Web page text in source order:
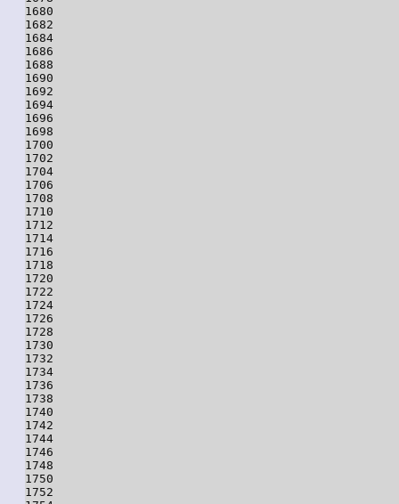
1680
1682
1684
1686
1688
1690
1692
1694
1696
1698
1700
1702
1704
1706
1708
1710
1712
1714
1716
1718
1720
1722
1724
1726
1728
1730
1732
1734
1736
1738
1740
1742
1744
1746
1748
1750
1752